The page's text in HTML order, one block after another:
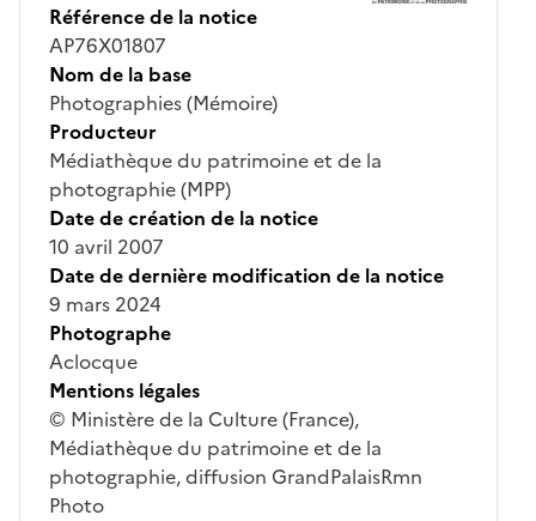
Référence de la notice
AP76X01807
Nom de la base
Photographies (Mémoire)
Producteur
Médiathèque du patrimoine et de la
photographie (MPP)
Date de création de la notice
10 avril 2007
Date de dernière modification de la notice
9 mars 2024
Photographe
Aclocque
Mentions légales
© Ministère de la Culture (France),
Médiathèque du patrimoine et de la
photographie, diffusion GrandPalaisRmn
Photo